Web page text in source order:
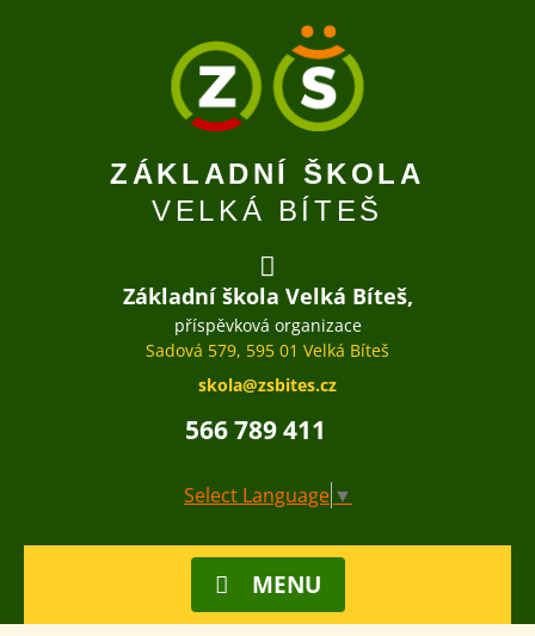
ZÁKLADNÍ ŠKOLA
VELKÁ BÍTEŠ
Základní škola Velká Bíteš,
příspěvková organizace
Sadová 579, 595 01 Velká Bíteš
skola@zsbites.cz
566 789 411
Select Language ▼
MENU